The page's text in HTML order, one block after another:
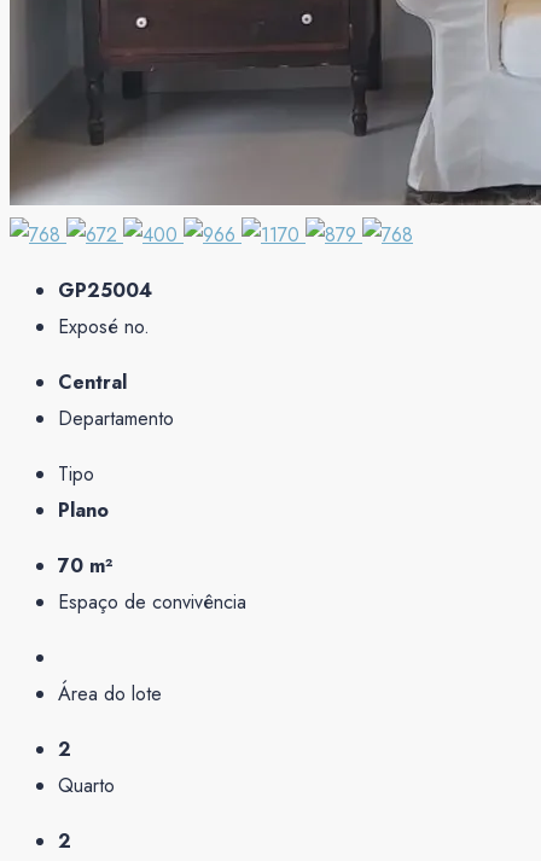
GP25004
Exposé no.
Central
Departamento
Tipo
Plano
70 m²
Espaço de convivência
Área do lote
2
Quarto
2